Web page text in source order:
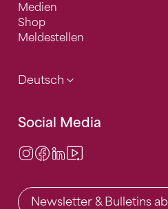
Medien
Shop
Meldestellen
Deutsch
Social Media
Instagram
Facebook
LinkedIn
Newsletter & Bulletins